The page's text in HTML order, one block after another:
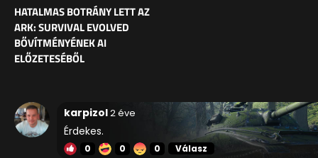
HATALMAS BOTRÁNY LETT AZ
ARK: SURVIVAL EVOLVED
BŐVÍTMÉNYÉNEK AI
ELŐZETESÉBŐL
karpizol2 éve
Érdekes.
0 0 0 Válasz